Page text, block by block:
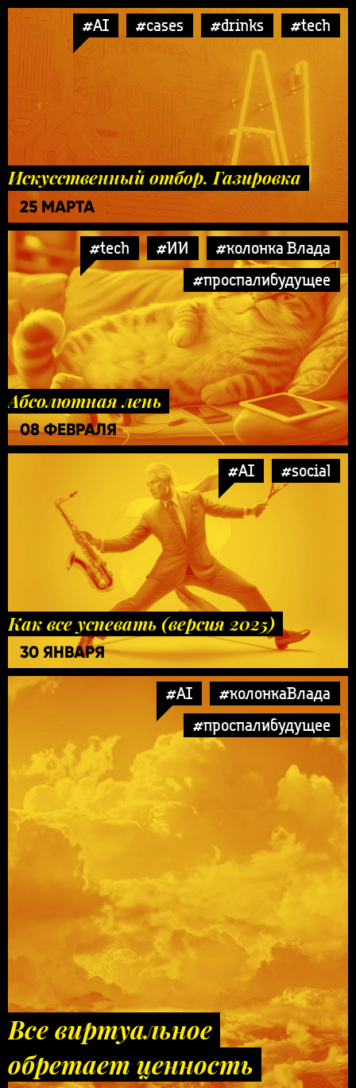
#AI #cases #drinks #tech
Искусственный отбор. Газировка
25 МАРТА
#tech #ИИ
#колонка Влада
#проспалибудущее
Абсолютная лень
08 ФЕВРАЛЯ
#AI #social
Как все успевать (версия 2025)
30 ЯНВАРЯ
#AI
#колонкаВлада
#проспалибудущее
Все виртуальное
обретает ценность